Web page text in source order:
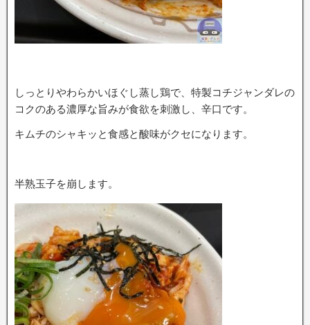
しっとりやわらかいほぐし蒸し鶏で、特製コチジャンダレの
コクのある濃厚な旨みが食欲を刺激し、辛口です。
キムチのシャキッと食感と酸味がクセになります。
半熟玉子を崩します。